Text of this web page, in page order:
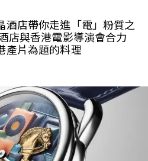
酒店帶你走進「電」粉質之
店與香港電影導演會合力
產片為題的料理